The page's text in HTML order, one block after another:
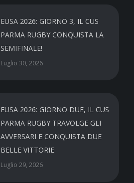
EUSA 2026: GIORNO 3, IL CUS
PARMA RUGBY CONQUISTA LA
SEMIFINALE!
Luglio 30, 2026
EUSA 2026: GIORNO DUE, IL CUS
PARMA RUGBY TRAVOLGE GLI
AVVERSARI E CONQUISTA DUE
BELLE VITTORIE
Luglio 29, 2026